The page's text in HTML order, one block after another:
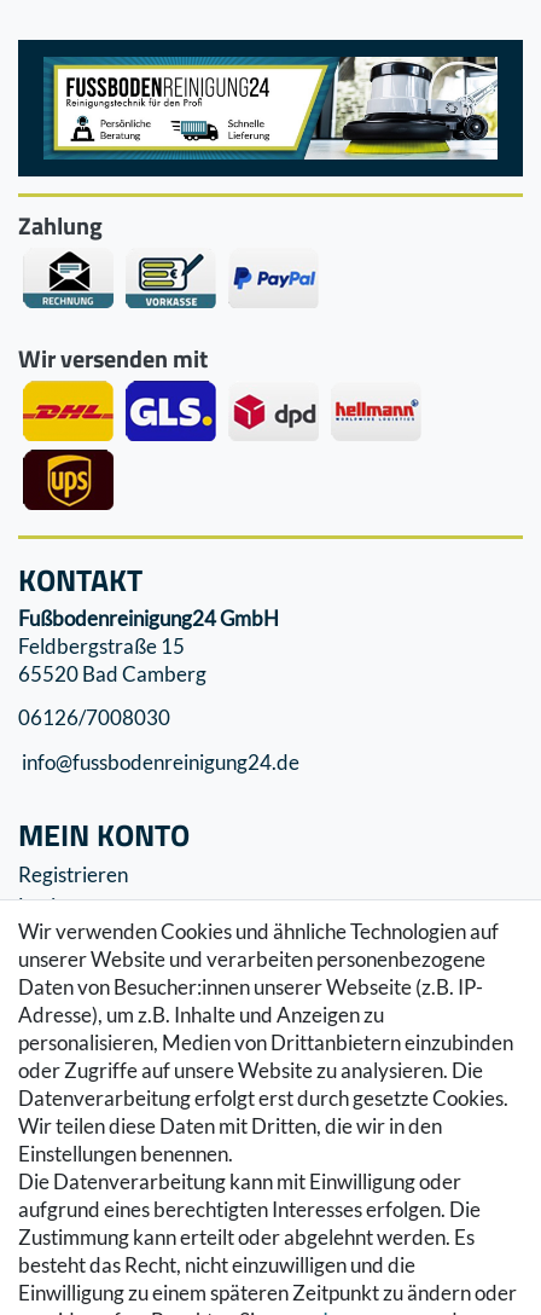
Zahlung
Wir versenden mit
Wir verwenden Cookies und ähnliche Technologien auf
unserer Website und verarbeiten personenbezogene
Daten von Besucher:innen unserer Webseite (z.B. IP-
Adresse), um z.B. Inhalte und Anzeigen zu
personalisieren, Medien von Drittanbietern einzubinden
oder Zugriffe auf unsere Website zu analysieren. Die
Datenverarbeitung erfolgt erst durch gesetzte Cookies.
Wir teilen diese Daten mit Dritten, die wir in den
Einstellungen benennen.
Die Datenverarbeitung kann mit Einwilligung oder
aufgrund eines berechtigten Interesses erfolgen. Die
Zustimmung kann erteilt oder abgelehnt werden. Es
besteht das Recht, nicht einzuwilligen und die
Einwilligung zu einem späteren Zeitpunkt zu ändern oder
KONTAKT
Fußbodenreinigung24 GmbH
Feldbergstraße 15
65520 Bad Camberg
06126/7008030
info@fussbodenreinigung24.de
MEIN KONTO
Registrieren
Login
SERVICE
Zahlung & Versand
Warenkorb
Zur Kasse
Hilfe
RECHTLICHES
Kontakt
Datenschutzerklärung
AGB
Impressum